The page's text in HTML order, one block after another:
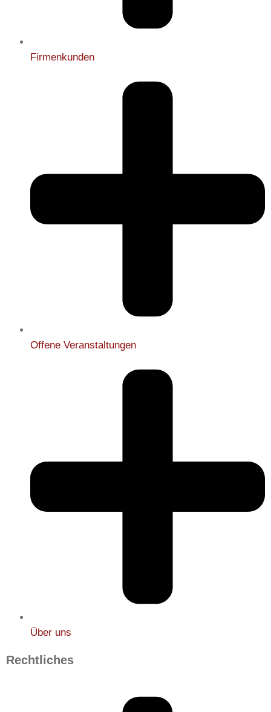
Firmenkunden
Offene Veranstaltungen
Über uns
Rechtliches